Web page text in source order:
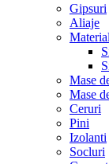
Gipsuri
Aliaje
Mase
Mase
Ceruri
Pini
Izolanti
Socluri